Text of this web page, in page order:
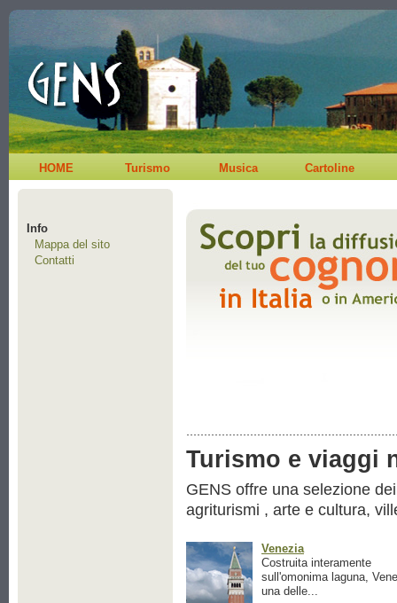
HOME Turismo Musica Cartoline
Info
Mappa del sito
Contatti
Turismo e viaggi
GENS offre una selezione
agriturismi , arte e cultura,
Venezia
Costruita interamente
sull'omonima laguna,
una delle...